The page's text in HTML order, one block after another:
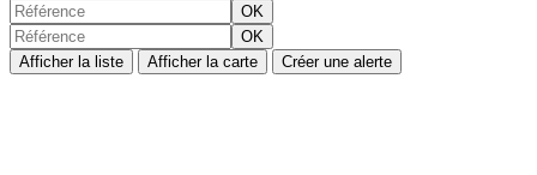
OK
OK
Afficher la liste
Afficher la carte Créer une alerte